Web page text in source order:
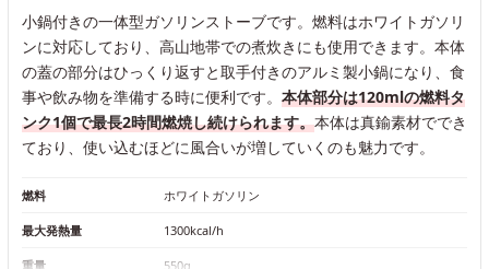
小鍋付きの一体型ガソリンストーブです。燃料はホワイトガソリ
ンに対応しており、高山地帯での煮炊きにも使用できます。本体
の蓋の部分はひっくり返すと取手付きのアルミ製小鍋になり、食
事や飲み物を準備する時に便利です。 本体部分は120mlの燃料タ
ンク1個で最長2時間燃焼し続けられます。本体は真鍮素材ででき
ており、使い込むほどに風合いが増していくのも魅力です。
燃料 ホワイトガソリン
最大発熱量 1300kcal/h
重量 550g